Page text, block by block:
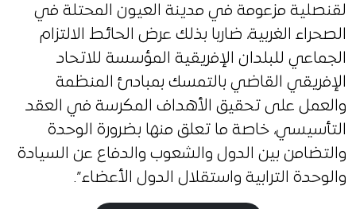
لقنصلية مزعومة في مدينة العيون المحتلة في
الصحراء الغربية، ضاربا بذلك عرض الحائط الالتزام
الجماعي للبلدان الإفريقية المؤسسة للاتحاد
الإفريقي القاضي بالتمسك بمبادئ المنظمة
والعمل على تحقيق الأهداف المكرسة في العقد
التأسيسي، خاصة ما تعلق منها بضرورة الوحدة
والتضامن بين الدول والشعوب والدفاع عن السيادة
والوحدة الترابية واستقلال الدول الأعضاء”.